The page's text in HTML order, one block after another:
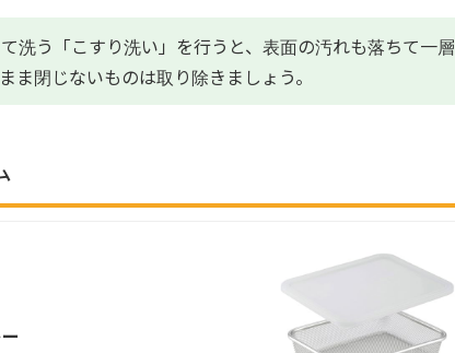
洗う「こすり洗い」を行うと、表面の汚れも落ちて一層
閉じないものは取り除きましょう。